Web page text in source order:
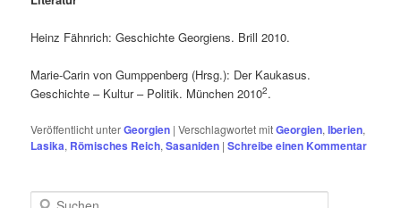
Heinz Fähnrich: Geschichte Georgiens. Brill 2010.
Marie-Carin von Gumppenberg (Hrsg.): Der Kaukasus.
Geschichte – Kultur – Politik. München 20102.
Veröffentlicht unterGeorgien |Verschlagwortet mitGeorgien,Iberien,
Lasika, Römisches Reich,Sasaniden |Schreibe einen Kommentar